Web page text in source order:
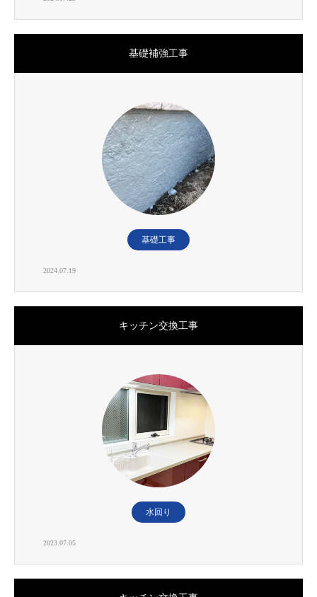
基礎補強工事
基礎工事
2024.07.19
キッチン交換工事
水回り
2023.07.05